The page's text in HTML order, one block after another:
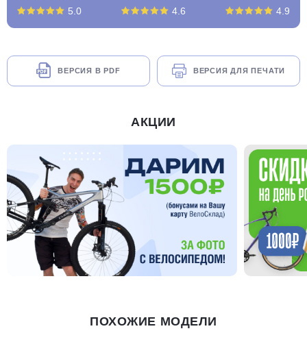
5.0
4.6
4.9
ВЕРСИЯ В PDF ВЕРСИЯ ДЛЯ ПЕЧАТИ
АКЦИИ
ПОХОЖИЕ МОДЕЛИ